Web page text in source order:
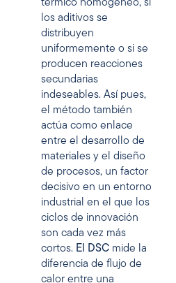
térmico homogéneo, si
los aditivos se
distribuyen
uniformemente o si se
producen reacciones
secundarias
indeseables. Así pues,
el método también
actúa como enlace
entre el desarrollo de
materiales y el diseño
de procesos, un factor
decisivo en un entorno
industrial en el que los
ciclos de innovación
son cada vez más
cortos. El DSC mide la
diferencia de flujo de
calor entre una